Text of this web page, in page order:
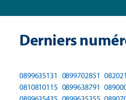
Derniers
0899635131 0899702851
0810810115 0899638791